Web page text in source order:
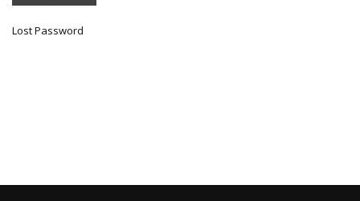
Lost Password